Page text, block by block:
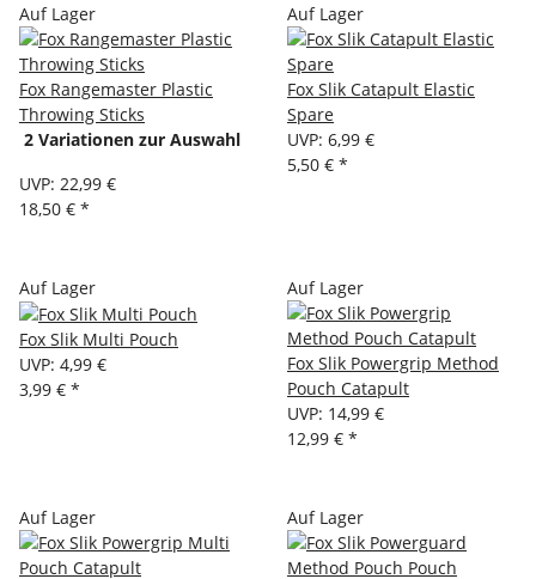
Auf Lager
Fox Rangemaster Plastic
Throwing Sticks
2 Variationen zur Auswahl
UVP: 22,99 €
18,50 € *
Auf Lager
Fox Slik Catapult Elastic
Spare
UVP: 6,99 €
5,50 € *
Auf Lager
Fox Slik Multi Pouch
UVP: 4,99 €
3,99 € *
Auf Lager
Fox Slik Powergrip Method
Pouch Catapult
UVP: 14,99 €
12,99 € *
Auf Lager Auf Lager